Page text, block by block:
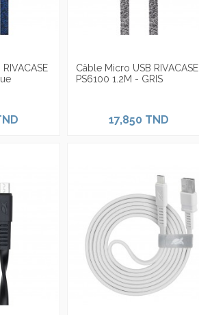
Câble Micro USB RIVACASE
PS6100 1.2M - GRIS
17,850 TND